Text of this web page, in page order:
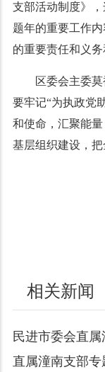
支部活动制度》
题年的重要工作
的重要责任和义务
区委会主委
要牢记“为执政党
和使命，汇聚能
基层组织建设，把
相关新闻
民进市委会直
直属潼南支部